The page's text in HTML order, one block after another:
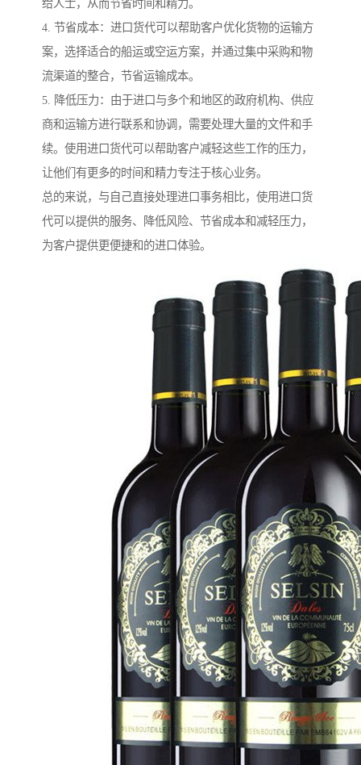
给人士，从而节省时间和精力。
4. 节省成本：进口货代可以帮助客户优化货物的运输方
案，选择适合的船运或空运方案，并通过集中采购和物
流渠道的整合，节省运输成本。
5. 降低压力：由于进口与多个和地区的政府机构、供应
商和运输方进行联系和协调，需要处理大量的文件和手
续。使用进口货代可以帮助客户减轻这些工作的压力，
让他们有更多的时间和精力专注于核心业务。
总的来说，与自己直接处理进口事务相比，使用进口货
代可以提供的服务、降低风险、节省成本和减轻压力，
为客户提供更便捷和的进口体验。